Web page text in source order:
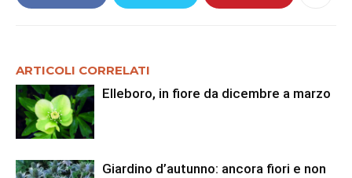
ARTICOLI CORRELATI
Elleboro, in fiore da dicembre a marzo
Giardino d’autunno: ancora fiori e non